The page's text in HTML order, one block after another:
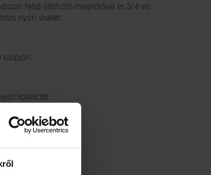
felső állítható megkötővel és 3/4-es
nyári viselet.
alapján.
kollekciót.